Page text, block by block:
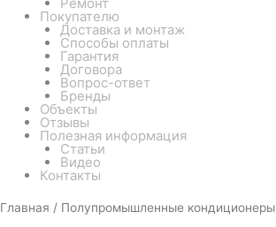
Покупателю
Доставка и монтаж
Способы оплаты
Гарантия
Договора
Вопрос-ответ
Бренды
Объекты
Отзывы
Полезная информация
Статьи
Видео
Контакты
Главная / Полупромышленные кондиционеры